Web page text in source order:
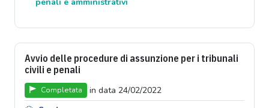
Avvio delle procedure di assunzione per i tribunali
civili e penali
Completata
in data 24/02/2022